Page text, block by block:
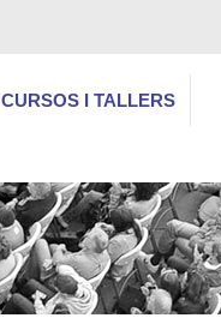
CURSOS I TALLERS